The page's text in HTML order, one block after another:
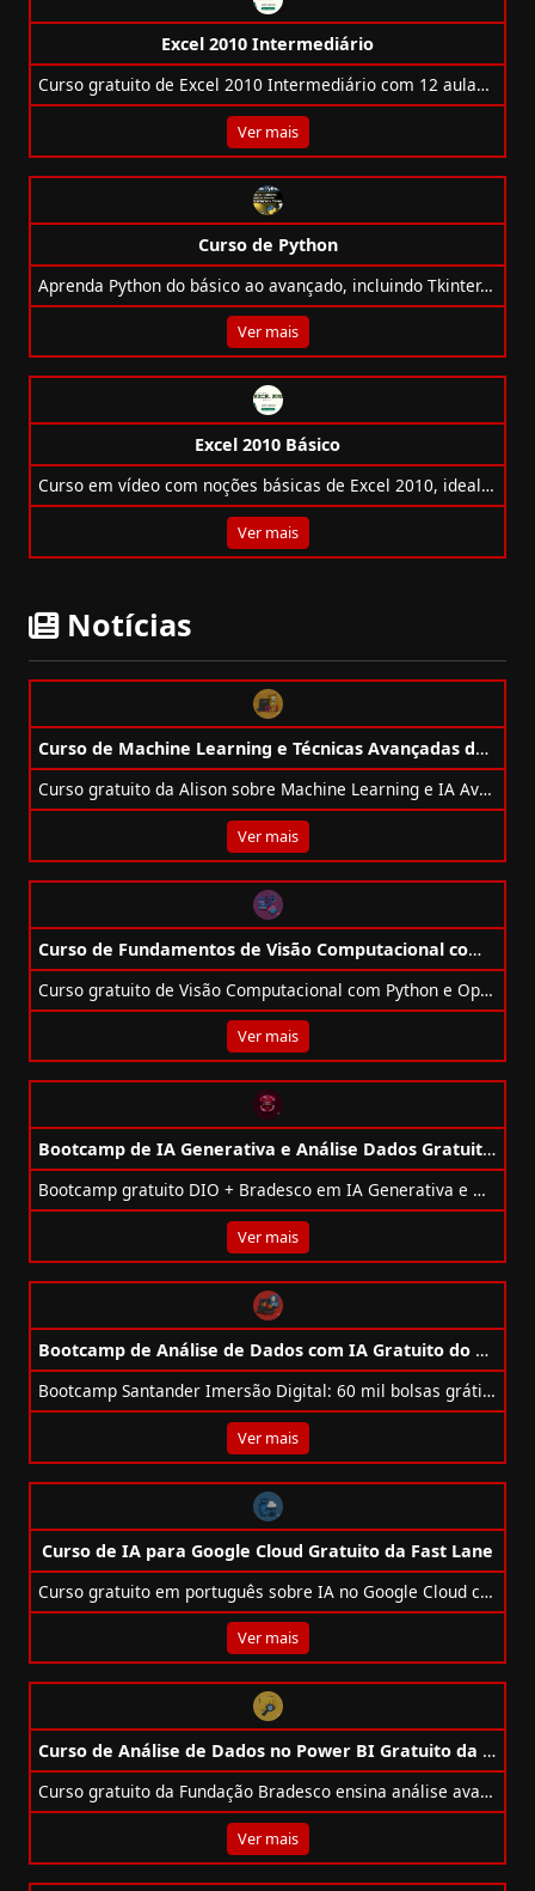
Excel 2010 Intermediário
Curso gratuito de Excel 2010 Intermediário com 12 aulas em vídeo da DLTEC do Brasil. Ideal para quem quer se aprimorar na ferramenta.
Ver mais
Curso de Python
Aprenda Python do básico ao avançado, incluindo Tkinter, SQLite, JSON e criação de interfaces gráficas.
Ver mais
Excel 2010 Básico
Curso em vídeo com noções básicas de Excel 2010, ideal para iniciantes que desejam dominar planilhas.
Ver mais
Notícias
Curso de Machine Learning e Técnicas Avançadas de IA Gratuito da Alison
Curso gratuito da Alison sobre Machine Learning e IA Avançada com certificado opcional. Aprenda algoritmos, redes neurais e aplicações reais de IA.
Ver mais
Curso de Fundamentos de Visão Computacional com Python Gratuito
Curso gratuito de Visão Computacional com Python e OpenCV, 04/12 às 15h, oferecido pela Samsung Ocean, certificado incluso.
Ver mais
Bootcamp de IA Generativa e Análise Dados Gratuito da DIO + Bradesco
Bootcamp gratuito DIO + Bradesco em IA Generativa e Dados: 52h, projetos práticos e foco em carreira de Data Analyst.
Ver mais
Bootcamp de Análise de Dados com IA Gratuito do Santander
Bootcamp Santander Imersão Digital: 60 mil bolsas grátis em IA, Dados, UX, Mobile e DevOps. Certificado incluso!
Ver mais
Curso de IA para Google Cloud Gratuito da Fast Lane
Curso gratuito em português sobre IA no Google Cloud com foco em projetos generativos e preditivos. Vagas limitadas!
Ver mais
Curso de Análise de Dados no Power BI Gratuito da Fundação Bradesco
Curso gratuito da Fundação Bradesco ensina análise avançada de dados no Power BI com visuais de IA e recursos de insights.
Ver mais